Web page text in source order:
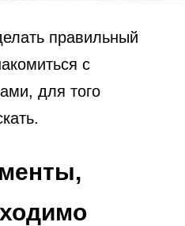
правильный
с
для того